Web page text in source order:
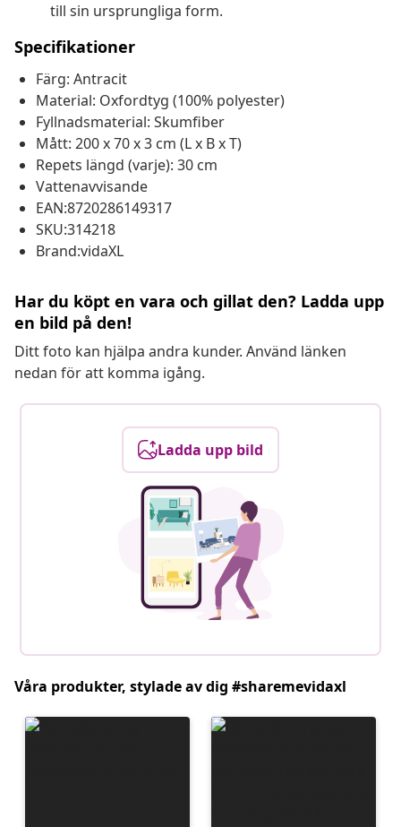
till sin ursprungliga form.
Specifikationer
Färg: Antracit
Material: Oxfordtyg (100% polyester)
Fyllnadsmaterial: Skumfiber
Mått: 200 x 70 x 3 cm (L x B x T)
Repets längd (varje): 30 cm
Vattenavvisande
EAN:8720286149317
SKU:314218
Brand:vidaXL
Har du köpt en vara och gillat den? Ladda upp
en bild på den!
Ditt foto kan hjälpa andra kunder. Använd länken
nedan för att komma igång.
Ladda upp bild
Våra produkter, stylade av dig #sharemevidaxl